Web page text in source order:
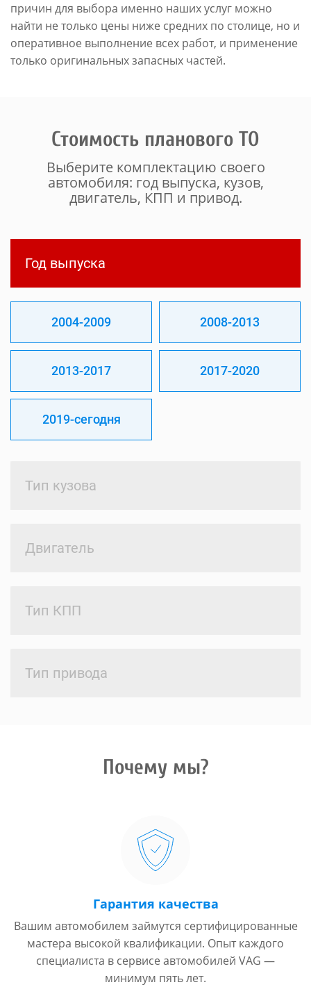
причин для выбора именно наших услуг можно
найти не только цены ниже средних по столице, но и
оперативное выполнение всех работ, и применение
только оригинальных запасных частей.
Стоимость планового ТО
Выберите комплектацию своего
автомобиля: год выпуска, кузов,
двигатель, КПП и привод.
Год выпуска
2004-2009 2008-2013
2013-2017 2017-2020
2019-сегодня
Тип кузова
Двигатель
Тип КПП
Тип привода
Почему мы?
Гарантия качества
Вашим автомобилем займутся сертифицированные
мастера высокой квалификации. Опыт каждого
специалиста в сервисе автомобилей VAG —
минимум пять лет.